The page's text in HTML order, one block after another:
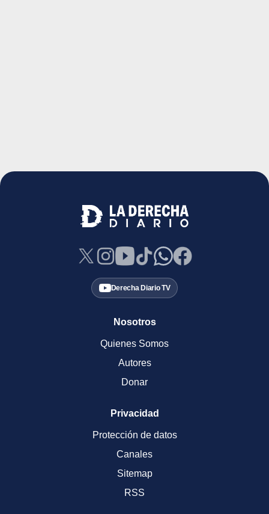
Derecha Diario TV
Nosotros
Quienes Somos
Autores
Donar
Privacidad
Protección de datos
Canales
Sitemap
RSS